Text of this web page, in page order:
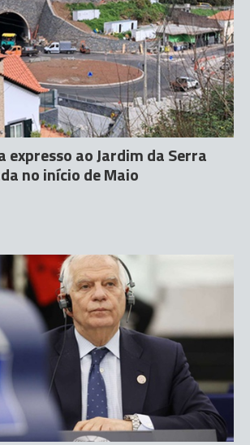
expresso ao Jardim da Serra
no início de Maio